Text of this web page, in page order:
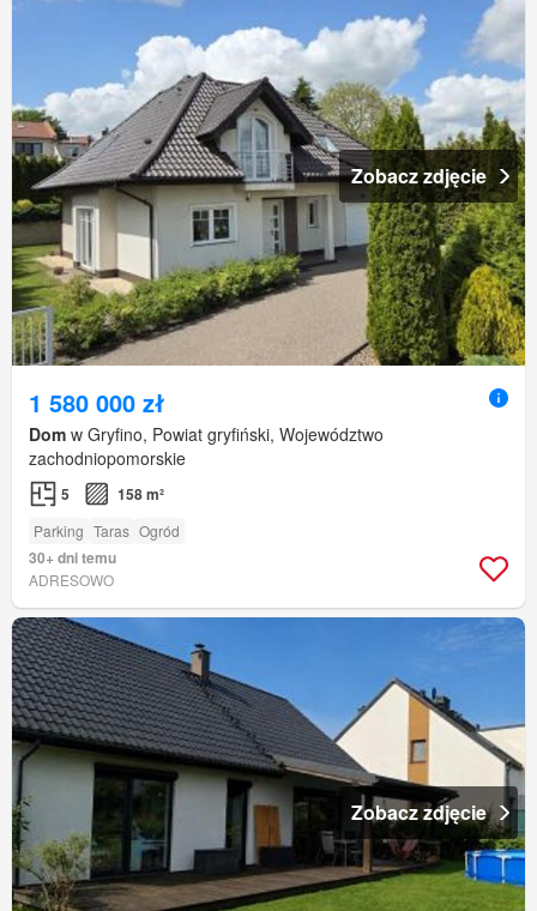
Zobacz zdjęcie
1 580 000 zł
Dom w Gryfino, Powiat gryfiński, Województwo
zachodniopomorskie
5 158 m²
Parking Taras Ogród
30+ dni temu
ADRESOWO
Zobacz zdjęcie